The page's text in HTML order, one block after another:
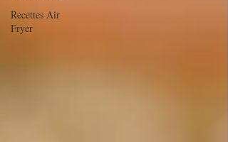
Recettes Air
Fryer